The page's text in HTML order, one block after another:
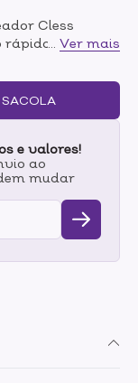
Cless
zero
do corpo com
Lightner pó
Lightner loção
1 Esfoliante
1
Ver mais
e valores!
ao
mudar